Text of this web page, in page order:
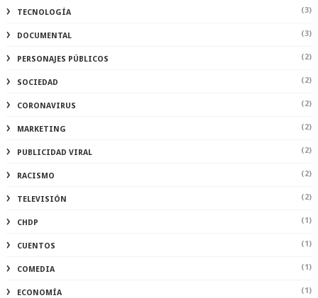
TECNOLOGÍA (3)
DOCUMENTAL (3)
PERSONAJES PÚBLICOS (2)
SOCIEDAD (2)
CORONAVIRUS (2)
MARKETING (2)
PUBLICIDAD VIRAL (2)
RACISMO (2)
TELEVISIÓN (2)
CHDP (1)
CUENTOS (1)
COMEDIA (1)
ECONOMÍA (1)